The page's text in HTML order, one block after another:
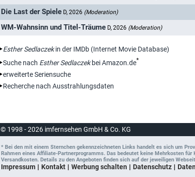
Die Last der Spiele D, 2026 (Moderation)
WM-Wahnsinn und Titel-Träume D, 2026 (Moderation)
Esther Sedlaczekin der IMDb (Internet Movie Database)
Suche nach Esther Sedlaczekbei Amazon.de*
erweiterte Seriensuche
Recherche nach Ausstrahlungsdaten
© 1998 - 2026 imfernsehen GmbH & Co. KG
* Bei den mit einem Sternchen gekennzeichneten Links handelt es sich um
Rahmen eines Affiliate-Partnerprogramms. Das bedeutet keine Mehrkosten
Versandkosten. Details zu den Angeboten finden sich auf der jeweiligen
Impressum Kontakt Werbung schalten Datenschutz